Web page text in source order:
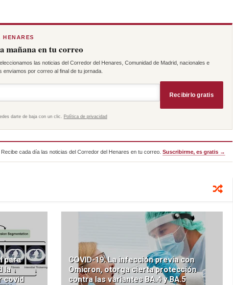
mañana en tu correo
las noticias del Corredor del Henares, Comunidad de Madrid, nacionales e
por correo al final de tu jornada.
Recibirlo gratis
darte de baja con un clic. Política de privacidad
Recibe cada día las noticias del Corredor del Henares en tu correo. Suscribirme, es gratis →
para
la
covid
COVID-19. La infección previa con
Omicron, otorga cierta protección
contra las variantes BA.4 y BA.5